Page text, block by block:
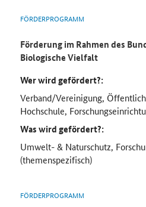
FÖRDERPROGRAMM
Förderung im Rahmen des
Biologische Vielfalt
Wer wird gefördert?:
Verband/Vereinigung,
Hochschule,
Was wird gefördert?:
Umwelt- & Naturschutz,
(themenspezifisch)
FÖRDERPROGRAMM